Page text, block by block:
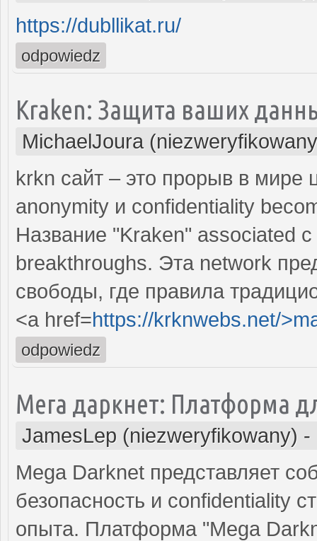
https://dubllikat.ru/
odpowiedz
Kraken: Защита ваших
MichaelJoura
krkn сайт – это прорыв в мире
anonymity и confidentiality
Название "Kraken" associated
breakthroughs. Эта network
свободы, где правила
<a href=https://krknwebs.net/
odpowiedz
Мега даркнет: Платформа
JamesLep (niezweryfikowany) -
Mega Darknet представляет
безопасность и confidentiality
опыта. Платформа "Mega